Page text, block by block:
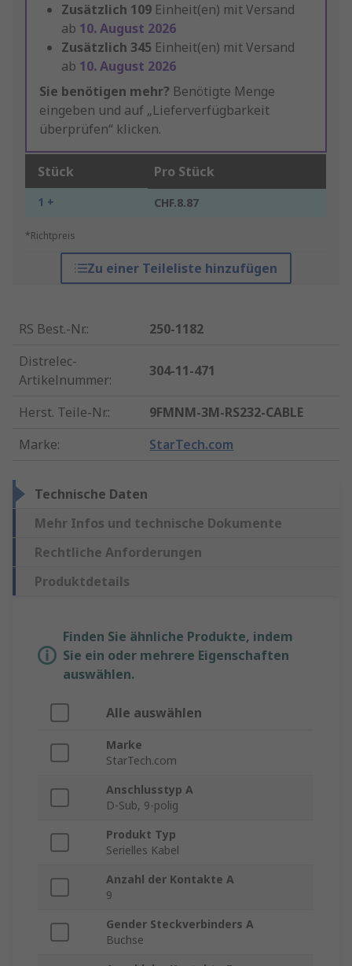
Zusätzlich 109 Einheit(en) mit Versand
ab 10. August 2026
Zusätzlich 345 Einheit(en) mit Versand
ab 10. August 2026
Sie benötigen mehr? Benötigte Menge
eingeben und auf „Lieferverfügbarkeit
überprüfen“ klicken.
Stück Pro Stück
1 + CHF.8.87
*Richtpreis
Zu einer Teileliste hinzufügen
RS Best.-Nr.:
250-1182
Distrelec-
Artikelnummer:
304-11-471
Herst. Teile-Nr.:
9FMNM-3M-RS232-CABLE
Marke: StarTech.com
Technische Daten
Mehr Infos und technische Dokumente
Rechtliche Anforderungen
Produktdetails
Finden Sie ähnliche Produkte, indem
Sie ein oder mehrere Eigenschaften
auswählen.
Alle auswählen
Marke
StarTech.com
Anschlusstyp A
D-Sub, 9-polig
Produkt Typ
Serielles Kabel
Anzahl der Kontakte A
9
Gender Steckverbinders A
Buchse